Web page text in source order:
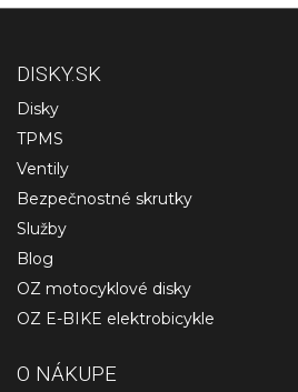
DISKY.SK
Disky
TPMS
Ventily
Bezpečnostné skrutky
Služby
Blog
OZ motocyklové disky
OZ E-BIKE elektrobicykle
O NÁKUPE